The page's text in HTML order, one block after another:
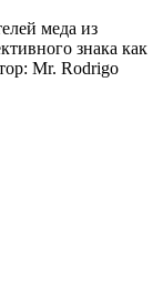
меда из
знака как
Mr. Rodrigo